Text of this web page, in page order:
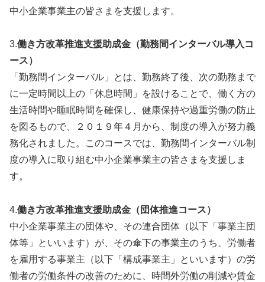
中小企業事業主の皆さまを支援します。
3.働き方改革推進支援助成金（勤務間インターバル導入コ
ース）
「勤務間インターバル」とは、勤務終了後、次の勤務まで
に一定時間以上の「休息時間」を設けることで、働く方の
生活時間や睡眠時間を確保し、健康保持や過重労働の防止
を図るもので、２０１９年４月から、制度の導入が努力義
務化されました。このコースでは、勤務間インターバル制
度の導入に取り組む中小企業事業主の皆さまを支援しま
す。
4.働き方改革推進支援助成金（団体推進コース）
中小企業事業主の団体や、その連合団体（以下「事業主団
体等」といいます）が、その傘下の事業主のうち、労働者
を雇用する事業主（以下「構成事業主」といいます）の労
働者の労働条件の改善のために、時間外労働の削減や賃金